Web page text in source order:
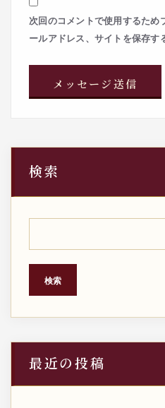
次回のコメントで使用するため
ールアドレス、サイトを保存す
検索
検索
最近の投稿